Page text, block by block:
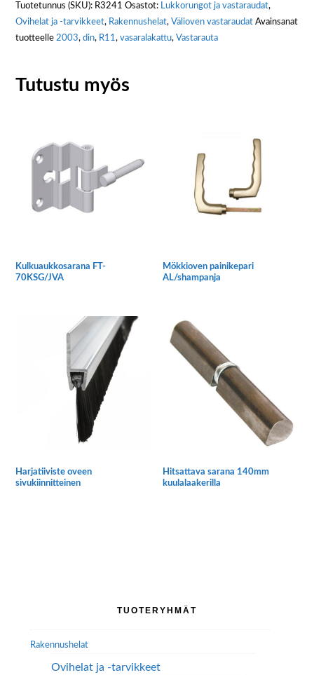
Tuotetunnus (SKU): R3241 Osastot: Lukkorungot ja vastaraudat,
Ovihelat ja -tarvikkeet, Rakennushelat,Välioven vastaraudat Avainsanat
tuotteelle2003,din, R11,vasaralakattu,Vastarauta
Tutustu myös
Kulkuaukkosarana FT-
70KSG/JVA
Mökkioven painikepari
AL/shampanja
Harjatiiviste oveen
sivukiinnitteinen
sivulla.
Hitsattava sarana 140mm
kuulalaakerilla
TUOTERYHMÄT
Rakennushelat
Ovihelat ja -tarvikkeet